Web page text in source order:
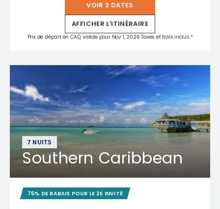
VOIR 3 DATES
AFFICHER L'ITINÉRAIRE
Prix de départ en CAD, valide pour Nov 1, 2026 Taxes et frais inclus.*
7 NUITS
Southern Caribbean
75% DE RABAIS POUR LE 2E INVITÉ